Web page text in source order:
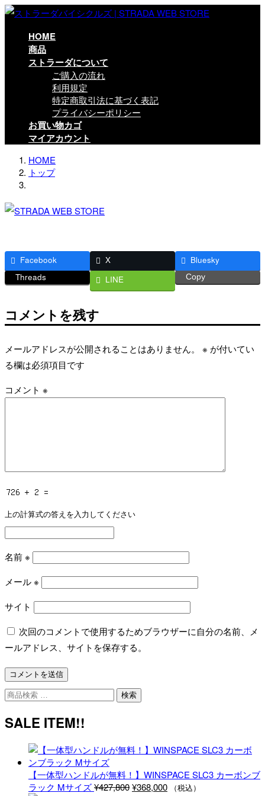
コ
ナ
HOME
商品
ストラーダについて
ご購入の流れ
利用規定
特定商取引法に基づく表記
プライバシーポリシー
お買い物カゴ
マイアカウント
HOME
トップ
Facebook X
Bluesky
Threads
LINE Copy
コメントを残す
メールアドレスが公開されることはありません。 ※ が付いてい
る欄は必須項目です
コメント ※
上の計算式の答えを入力してください
名前※
メール※
サイト
次回のコメントで使用するためブラウザーに自分の名前、メ
ールアドレス、サイトを保存する。
検
索
対
象:
検索
SALE ITEM!!
【一体型ハンドルが無料！】WINSPACE SLC3 カーボンブ
ラック Mサイズ¥427,800元
¥368,000現（税込）